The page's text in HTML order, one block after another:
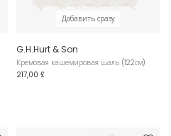
Добавить сразу
G.H.Hurt & Son
Кремовая кашемировая шаль (122см)
217,00 £